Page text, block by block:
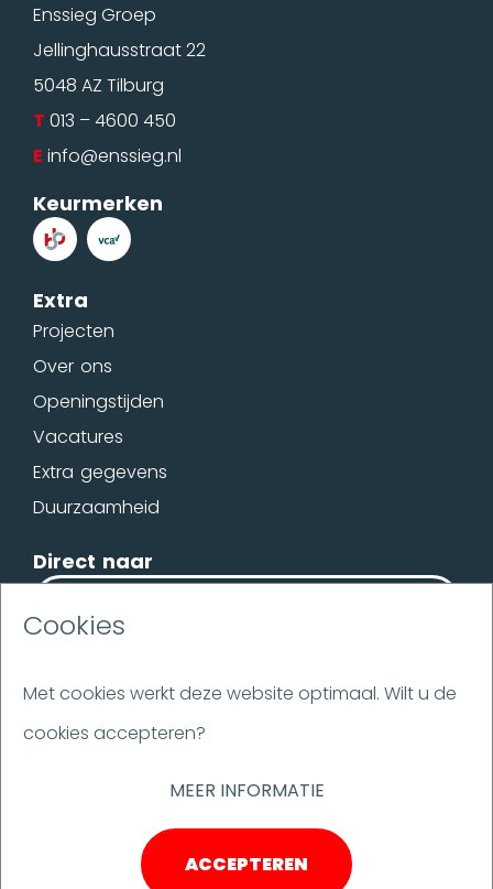
Cookies
Met cookies werkt deze website optimaal. Wilt u de
cookies accepteren?
MEER INFORMATIE
ACCEPTEREN
Enssieg Groep
Jellinghausstraat 22
5048 AZ Tilburg
T 013 – 4600 450
E info@enssieg.nl
Keurmerken
Extra
Projecten
Over ons
Openingstijden
Vacatures
Extra gegevens
Duurzaamheid
Direct naar
Disclaimer
Ulbrich voegovergang